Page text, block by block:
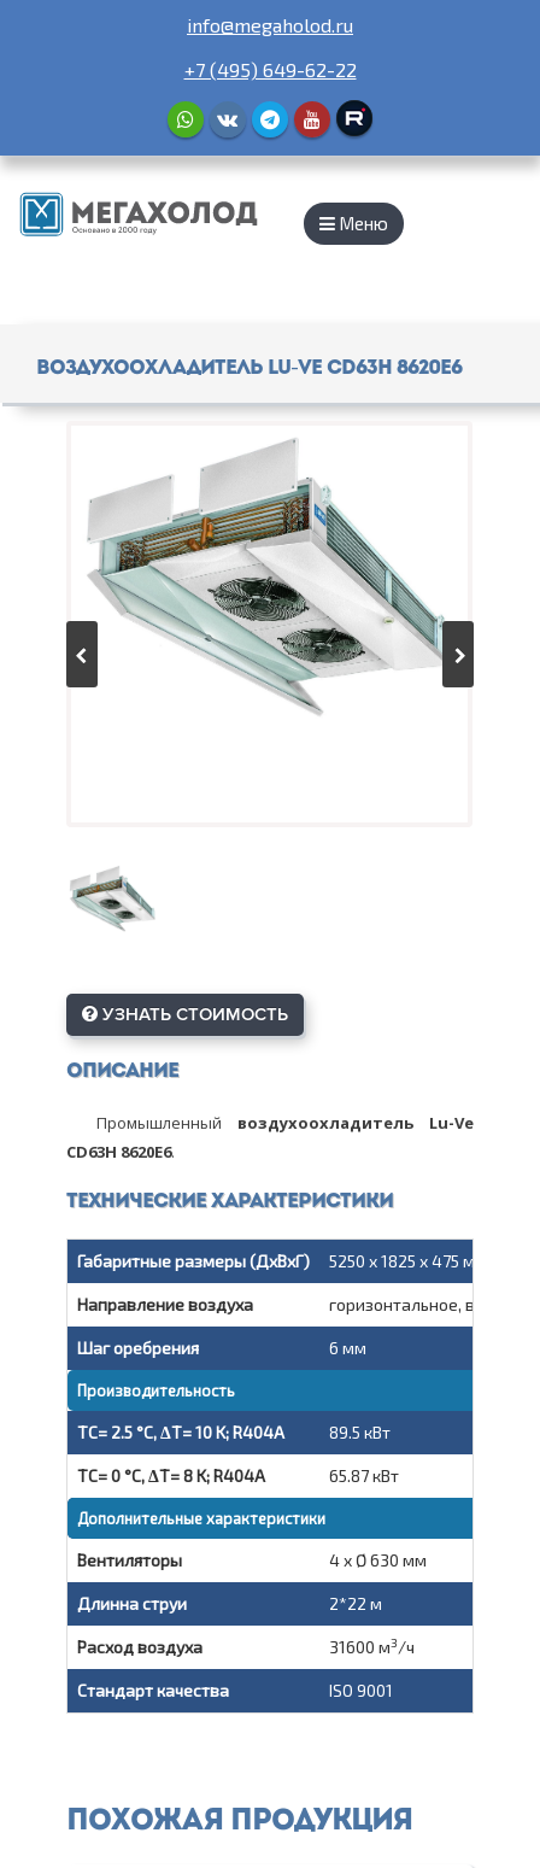
info@megaholod.ru
+7 (495) 649-62-22
Меню
Воздухоохладитель Lu-Ve CD63H 8620E6
УЗНАТЬ СТОИМОСТЬ
Описание
Промышленный воздухоохладитель Lu-Ve
CD63H 8620E6.
Технические характеристики
Габаритные размеры (ДxВxГ) 5250 x 1825 x 475 мм
Направление воздуха горизонтальное,
Шаг оребрения 6 мм
Производительность
TC= 2.5 °C, ΔT= 10 K; R404A 89.5 кВт
TC= 0 °C, ΔT= 8 K; R404A 65.87 кВт
Дополнительные характеристики
Вентиляторы 4 x Ø 630 мм
Длинна струи 2*22 м
Расход воздуха 31600 м3/ч
Стандарт качества ISO 9001
Похожая продукция